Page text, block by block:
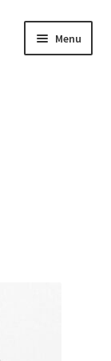
Menu